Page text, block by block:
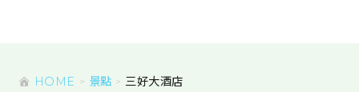
HOME 景點 三好大酒店